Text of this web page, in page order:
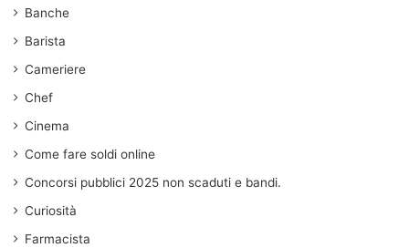
Banche
Barista
Cameriere
Chef
Cinema
Come fare soldi online
Concorsi pubblici 2025 non scaduti e bandi.
Curiosità
Farmacista